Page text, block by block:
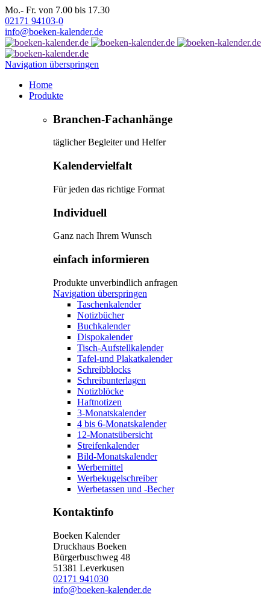
Mo.- Fr. von 7.00 bis 17.30
02171 94103-0
info@boeken-kalender.de
Navigation überspringen
Home
Produkte
Branchen-Fachanhänge
täglicher Begleiter und Helfer
Kalendervielfalt
Für jeden das richtige Format
Individuell
Ganz nach Ihrem Wunsch
einfach informieren
Produkte unverbindlich anfragen
Navigation überspringen
Taschenkalender
Notizbücher
Buchkalender
Dispokalender
Tisch-Aufstellkalender
Tafel-und Plakatkalender
Schreibblocks
Schreibunterlagen
Notizblöcke
Haftnotizen
3-Monatskalender
4 bis 6-Monatskalender
12-Monatsübersicht
Streifenkalender
Bild-Monatskalender
Werbemittel
Werbekugelschreiber
Werbetassen und -Becher
Kontaktinfo
Boeken Kalender
Druckhaus Boeken
Bürgerbuschweg 48
51381 Leverkusen
02171 941030
info@boeken-kalender.de